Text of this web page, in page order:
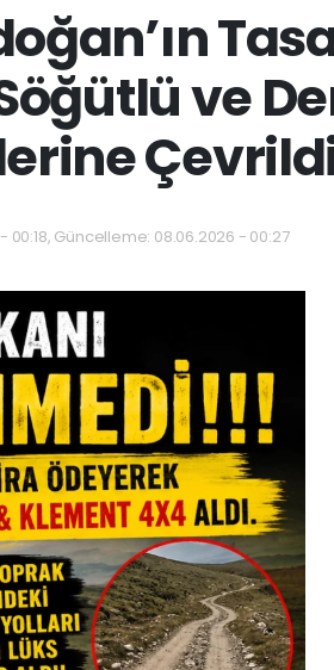
ve
00:18, Güncelleme: 08.06.2026 - 00:27